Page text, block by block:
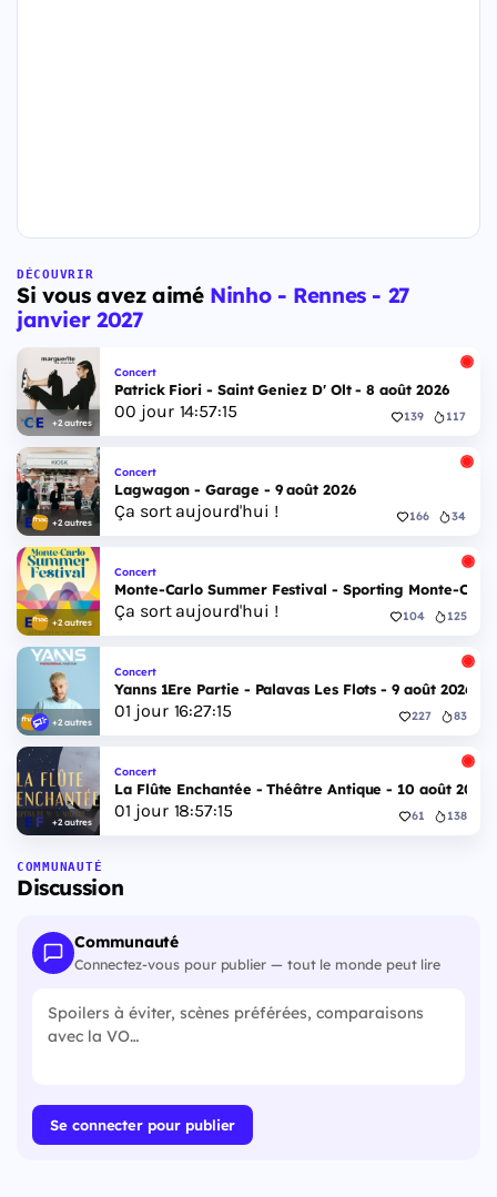
DÉCOUVRIR
Si vous avez aimé Ninho - Rennes - 27
janvier 2027
+2 autres
Concert
Patrick Fiori - Saint Geniez D' Olt - 8 août 2026
00 jour 14:57:14 139 117
+2 autres
Concert
Lagwagon - Garage - 9 août 2026
Ça sort aujourd'hui ! 166 34
+2 autres
Concert
Monte-Carlo Summer Festival - Sporting Monte-
Ça sort aujourd'hui ! 104 125
+2 autres
Concert
Yanns 1Ere Partie - Palavas Les Flots - 9 août 2026
01 jour 16:27:14 227 83
+2 autres
Concert
La Flûte Enchantée - Théâtre Antique - 10 août 2026
01 jour 18:57:14 61 138
COMMUNAUTÉ
Discussion
Communauté
Connectez-vous pour publier — tout le monde peut lire
Se connecter pour publier